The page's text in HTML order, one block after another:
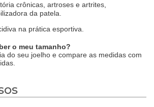
crônicas, artroses e artrites,
da patela.
na prática esportiva.
o meu tamanho?
do seu joelho e compare as medidas com